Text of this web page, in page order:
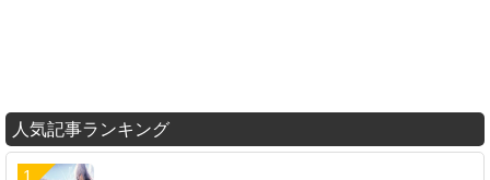
人気記事ランキング